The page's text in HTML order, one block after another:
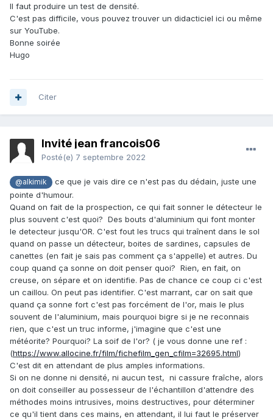
Il faut produire un test de densité.
C'est pas difficile, vous pouvez trouver un didacticiel ici ou même
sur YouTube.
Bonne soirée
Hugo
Citer
Invité jean francois06
Posté(e) 7 septembre 2022
@alkimik
ce que je vais dire ce n'est pas du dédain, juste une
pointe d'humour.
Quand on fait de la prospection, ce qui fait sonner le détecteur le
plus souvent c'est quoi? Des bouts d'aluminium qui font monter
le detecteur jusqu'OR. C'est fout les trucs qui traînent dans le sol
quand on passe un détecteur, boites de sardines, capsules de
canettes (en fait je sais pas comment ça s'appelle) et autres. Du
coup quand ça sonne on doit penser quoi? Rien, en fait, on
creuse, on sépare et on identifie. Pas de chance ce coup ci c'est
un caillou. On peut pas identifier. C'est marrant, car on sait que
quand ça sonne fort c'est pas forcément de l'or, mais le plus
souvent de l'aluminium, mais pourquoi bigre si je ne reconnais
rien, que c'est un truc informe, j'imagine que c'est une
météorite? Pourquoi? La soif de l'or? ( je vous donne une ref :
(https://www.allocine.fr/film/fichefilm_gen_cfilm=32695.html)
C'est dit en attendant de plus amples informations.
Si on ne donne ni densité, ni aucun test, ni cassure fraîche, alors
on doit conseiller au possesseur de l'échantillon d'attendre des
méthodes moins intrusives, moins destructives, pour déterminer
ce qu'il tient dans ces mains, en attendant, il lui faut le préserver